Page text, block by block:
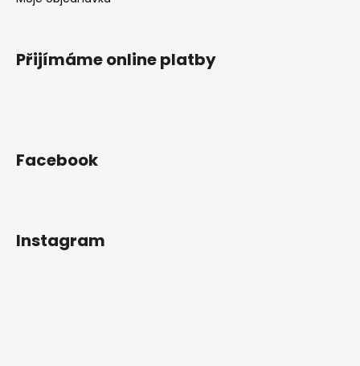
Přijímáme online platby
Facebook
Instagram